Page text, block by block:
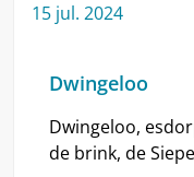
15 jul. 2024
Dwingeloo
Dwingeloo,
de brink, de